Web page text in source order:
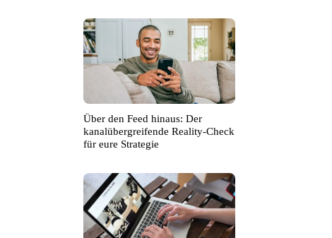
Über den Feed hinaus: Der
kanalübergreifende Reality-Check
für eure Strategie